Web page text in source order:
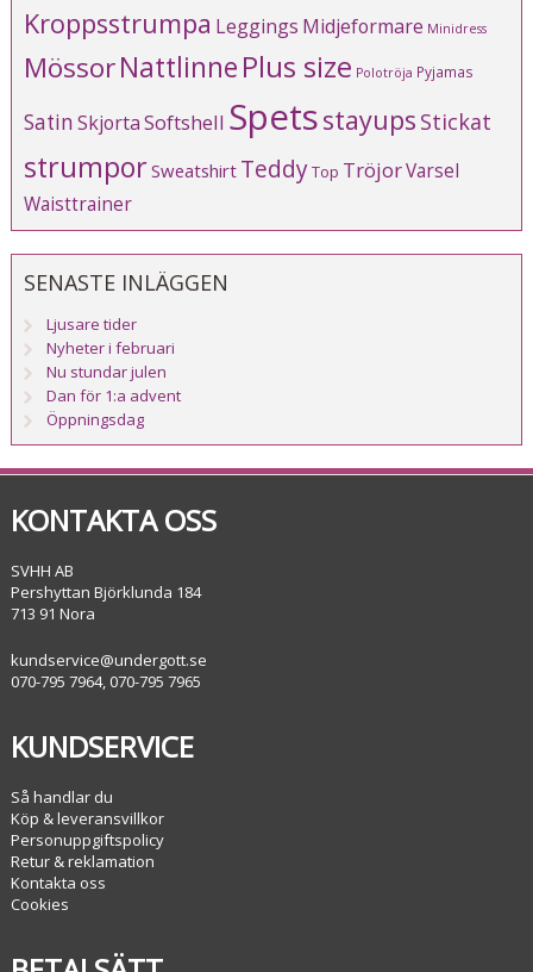
Kroppsstrumpa Leggings Midjeformare Minidress
MössorNattlinnePlus size Polotröja Pyjamas
SatinSkjortaSoftshell Spetsstayups Stickat
strumporSweatshirt TeddyTop TröjorVarsel
Waisttrainer
SENASTE INLÄGGEN
Ljusare tider
Nyheter i februari
Nu stundar julen
Dan för 1:a advent
Öppningsdag
KONTAKTA OSS
SVHH AB
Pershyttan Björklunda 184
713 91 Nora
kundservice@undergott.se
070-795 7964, 070-795 7965
KUNDSERVICE
Så handlar du
Köp & leveransvillkor
Personuppgiftspolicy
Retur & reklamation
Kontakta oss
Cookies